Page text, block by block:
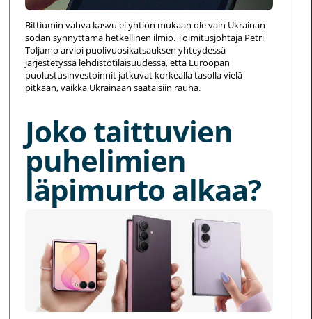
Bittiumin vahva kasvu ei yhtiön mukaan ole vain Ukrainan
sodan synnyttämä hetkellinen ilmiö. Toimitusjohtaja Petri
Toljamo arvioi puolivuosikatsauksen yhteydessä
järjestetyssä lehdistötilaisuudessa, että Euroopan
puolustusinvestoinnit jatkuvat korkealla tasolla vielä
pitkään, vaikka Ukrainaan saataisiin rauha.
Joko taittuvien
puhelimien
läpimurto alkaa?